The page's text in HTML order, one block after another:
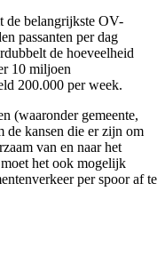
de belangrijkste OV-
passanten per dag
de hoeveelheid
10 miljoen
200.000 per week.
(waaronder gemeente,
de kansen die er zijn om
van en naar het
het ook mogelijk
per spoor af te